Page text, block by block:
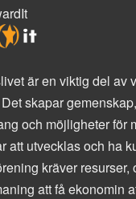
är en viktig del av
skapar gemenskap,
och möjligheter för
att utvecklas och ha
kräver resurser,
att få ekonomin